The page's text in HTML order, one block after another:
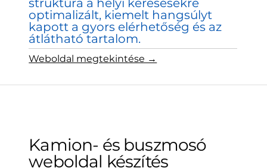
struktúra a helyi keresésekre
optimalizált, kiemelt hangsúlyt
kapott a gyors elérhetőség és az
átlátható tartalom.
Weboldal megtekintése →
Kamion- és buszmosó
weboldal készítés